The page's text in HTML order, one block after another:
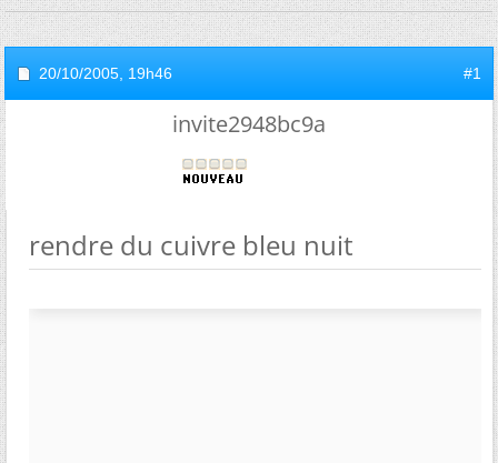
20/10/2005, 19h46 #1
invite2948bc9a
rendre du cuivre bleu nuit